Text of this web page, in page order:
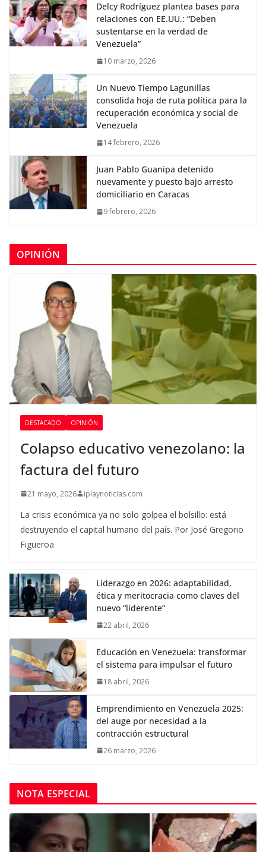
Delcy Rodríguez plantea bases para
relaciones con EE.UU.: “Deben
sustentarse en la verdad de
Venezuela”
10 marzo, 2026
Un Nuevo Tiempo Lagunillas
consolida hoja de ruta política para la
recuperación económica y social de
Venezuela
14 febrero, 2026
Juan Pablo Guanipa detenido
nuevamente y puesto bajo arresto
domiciliario en Caracas
9 febrero, 2026
OPINIÓN
DESTACADO OPINIÓN
Colapso educativo venezolano: la
factura del futuro
21 mayo, 2026 iplaynoticias.com
La crisis económica ya no solo golpea el bolsillo: está
destruyendo el capital humano del país. Por José Gregorio
Figueroa
Liderazgo en 2026: adaptabilidad,
ética y meritocracia como claves del
nuevo “liderente”
22 abril, 2026
Educación en Venezuela: transformar
el sistema para impulsar el futuro
18 abril, 2026
Emprendimiento en Venezuela 2025:
del auge por necesidad a la
contracción estructural
26 marzo, 2026
NOTA ESPECIAL